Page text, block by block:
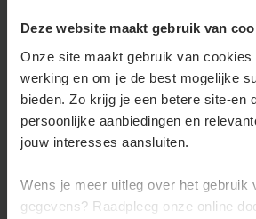
Deze website maakt gebruik van
Onze site maakt gebruik van cookies
werking en om je de best mogelijke
bieden. Zo krijg je een betere site-en
persoonlijke aanbiedingen en
jouw interesses aansluiten.
Wens je meer uitleg over het gebruik
gegevens? Raadpleeg onze online
Alles over dit onderwerp
Arbeidsduur
De nationale regelgeving
sector kan daar afwijkingen op